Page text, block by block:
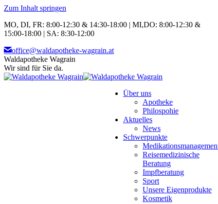
Zum Inhalt springen
MO, DI, FR: 8:00-12:30 & 14:30-18:00 | MI,DO: 8:00-12:30 &
15:00-18:00 | SA: 8:30-12:00
office@waldapotheke-wagrain.at
Waldapotheke Wagrain
Wir sind für Sie da.
Über uns
Apotheke
Philospohie
Aktuelles
News
Schwerpunkte
Reisemedizinische
Beratung
Impfberatung
Sport
Unsere Eigenprodukte
Kosmetik